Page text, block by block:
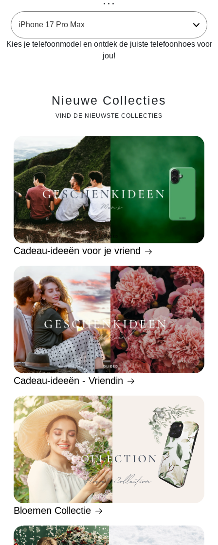
Kies je telefoonmodel en ontdek de juiste telefoonhoes voor
jou!
Nieuwe Collecties
VIND DE NIEUWSTE COLLECTIES
Cadeau-ideeën voor je vriend
Cadeau-ideeën - Vriendin
Bloemen Collectie